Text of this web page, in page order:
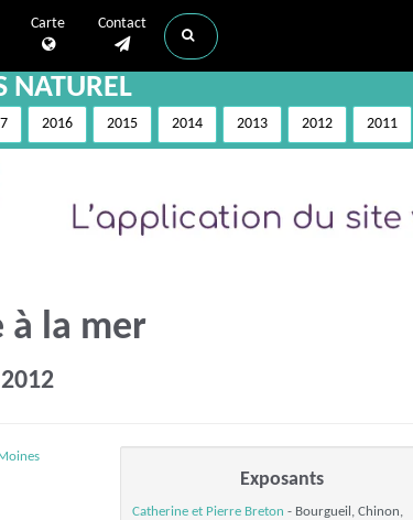
Carte Contact
NATUREL
2016 2015 2014 2013 2012 2011
à la mer
Exposants
Catherine et Pierre Breton - Bourgueil, Chinon,